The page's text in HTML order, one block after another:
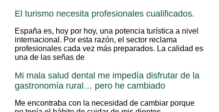
El turismo necesita profesionales cualificados.
España es, hoy por hoy, una potencia turística a nivel
internacional. Por esta razón, el sector reclama
profesionales cada vez más preparados. La calidad es
una de las señas de
Mi mala salud dental me impedía disfrutar de la
gastronomía rural… pero he cambiado
Me encontraba con la necesidad de cambiar porque